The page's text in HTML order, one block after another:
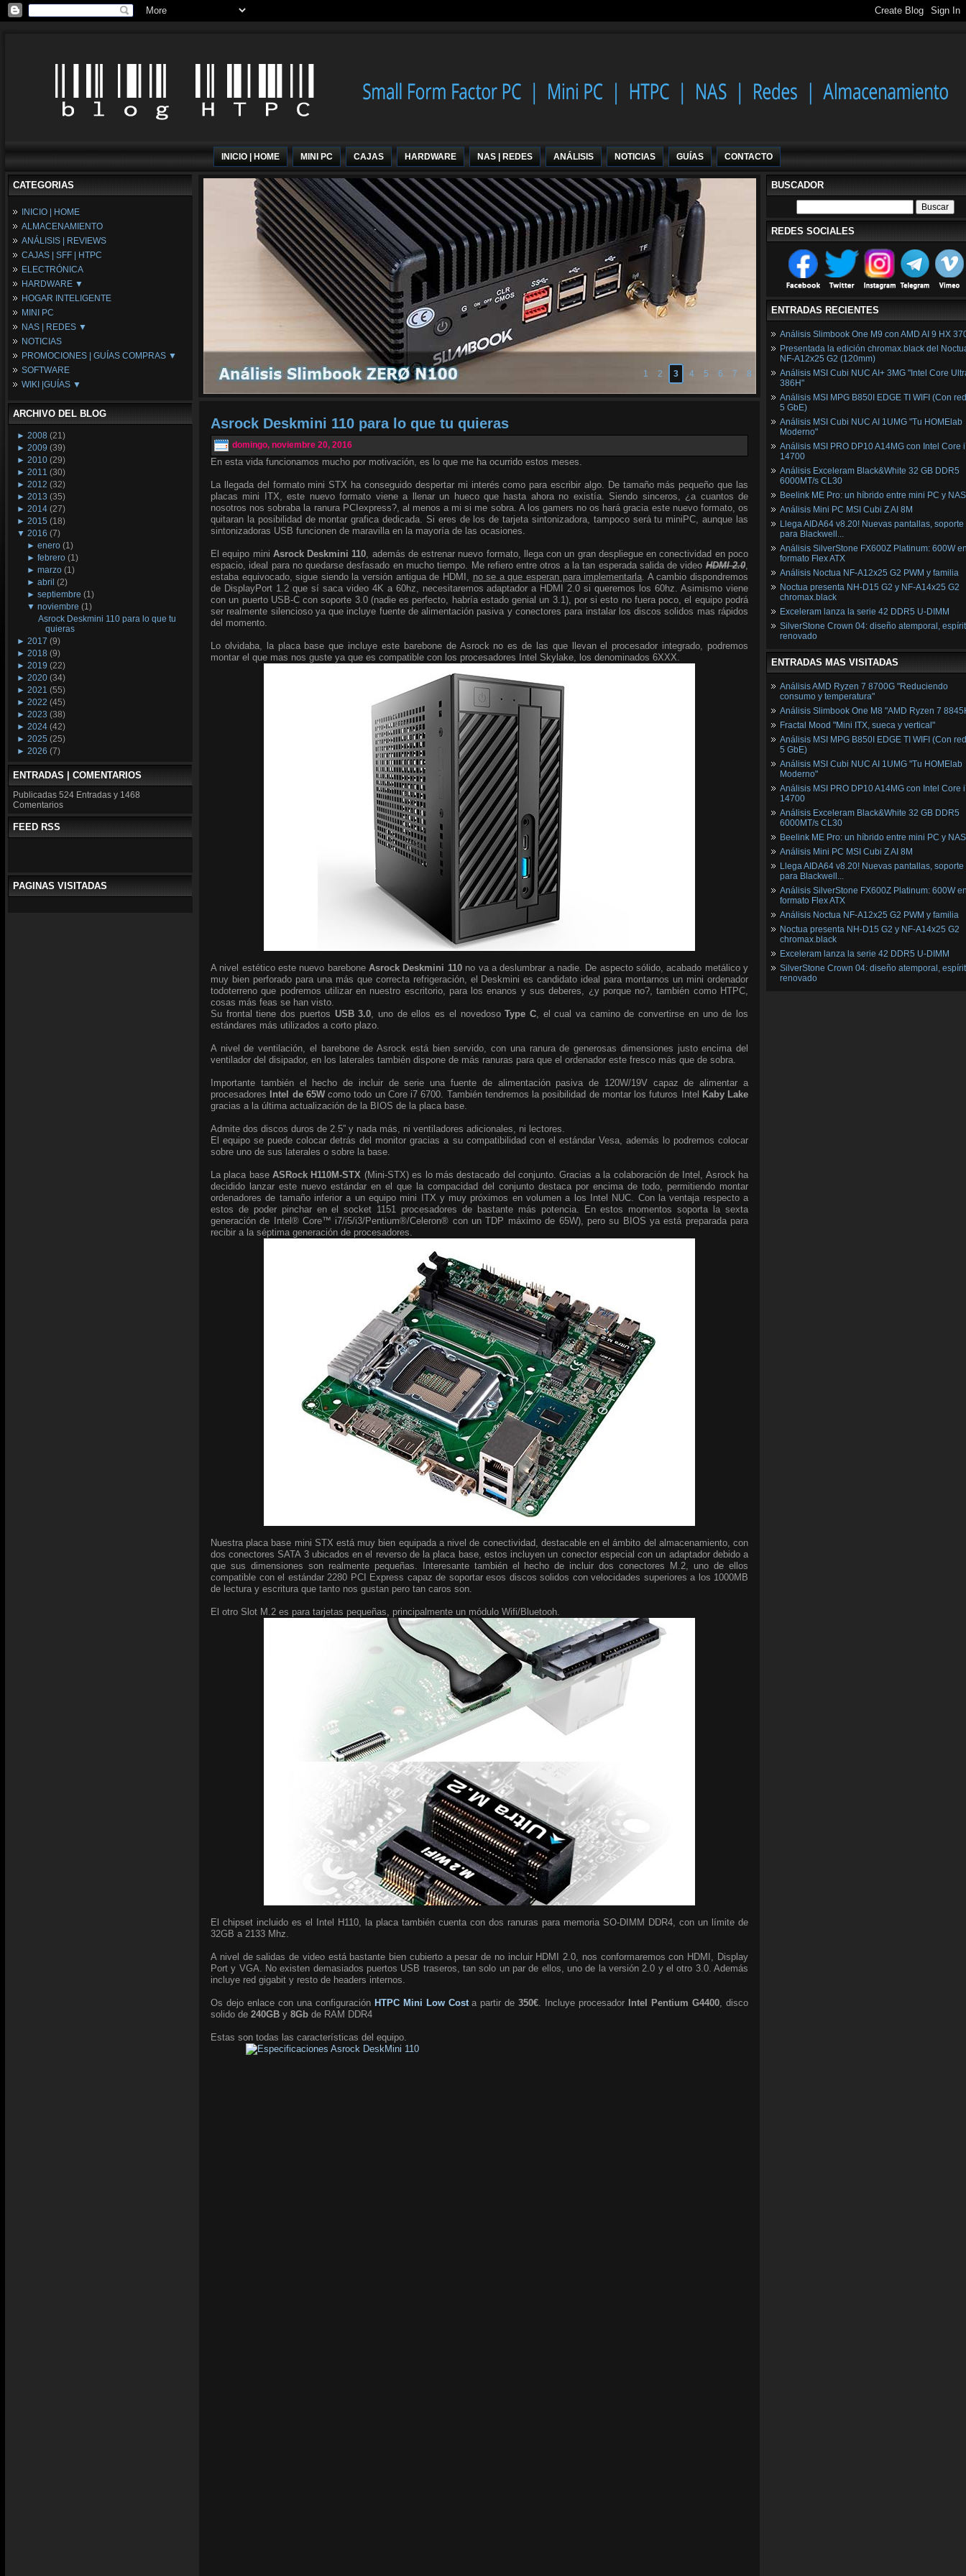
INICIO | HOME MINI PC CAJAS HARDWARE NAS | REDES ANÁLISIS NOTICIAS GUÍAS CONTACTO
CATEGORIAS
INICIO | HOME
ALMACENAMIENTO
ANÁLISIS | REVIEWS
CAJAS | SFF | HTPC
ELECTRÓNICA
HARDWARE ▼
Fuentes de Alimentación
Memória RAM
Placas Base
Procesadores
Periféricos
Refrigeración
Tarjetas Gráficas
HOGAR INTELIGENTE
MINI PC
NAS | REDES ▼
NAS
Espacio Synology
Redes
NOTICIAS
PROMOCIONES | GUÍAS COMPRAS ▼
Configuraciones Ordenadores
Guías de Compras
SOFTWARE
WIKI |GUÍAS ▼
Wikipedia
ARCHIVO DEL BLOG
► 2008 (21)
► 2009 (39)
► 2010 (29)
► 2011 (30)
► 2012 (32)
► 2013 (35)
► 2014 (27)
► 2015 (18)
▼ 2016 (7)
►enero (1)
►febrero (1)
►marzo (1)
►abril (2)
►septiembre (1)
▼noviembre (1)
Asrock Deskmini 110 para lo que tu
quieras
► 2017 (9)
► 2018 (9)
► 2019 (22)
► 2020 (34)
► 2021 (55)
► 2022 (45)
► 2023 (38)
► 2024 (42)
► 2025 (25)
► 2026 (7)
ENTRADAS | COMENTARIOS
Publicadas 524 Entradas y 1468
Comentarios
FEED RSS
PAGINAS VISITADAS
1 2 3 4 5 6 7 8
Asrock Deskmini 110 para lo que tu quieras
domingo, noviembre 20, 2016
En esta vida funcionamos mucho por motivación, es lo que me ha ocurrido estos meses.
La llegada del formato mini STX ha conseguido despertar mi interés como para escribir algo. De tamaño más pequeño que las
placas mini ITX, este nuevo formato viene a llenar un hueco que hasta ahora no existía. Siendo sinceros, ¿a cuantos de
nosotros nos sobraba la ranura PCIexpress?, al menos a mi si me sobra. A los gamers no os hará gracia este nuevo formato, os
quitaran la posibilidad de montar grafica dedicada. Si eres de los de tarjeta sintonizadora, tampoco será tu miniPC, aunque las
sintonizadoras USB funcionen de maravilla en la mayoría de las ocasiones.
El equipo mini Asrock Deskmini 110, además de estrenar nuevo formato, llega con un gran despliegue en conectividad en poco
espacio, ideal para no quedarse desfasado en mucho tiempo. Me refiero entre otros a la tan esperada salida de videoHDMI 2.0,
estaba equivocado, sigue siendo la versión antigua de HDMI, no se a que esperan para implementarla. A cambio dispondremos
de DisplayPort 1.2 que sí saca video 4K a 60hz, necesitaremos adaptador a HDMI 2.0 si queremos los 60hz. Asimismo viene
con un puerto USB-C con soporte 3.0 (nadie es perfecto, habría estado genial un 3.1), por si esto no fuera poco, el equipo podrá
ser realmente silencioso ya que incluye fuente de alimentación pasiva y conectores para instalar los discos solidos mas rápidos
del momento.
Lo olvidaba, la placa base que incluye este barebone de Asrock no es de las que llevan el procesador integrado, podremos
montar el que mas nos guste ya que es compatible con los procesadores Intel Skylake, los denominados 6XXX.
A nivel estético este nuevo bareboneAsrock Deskmini 110no va a deslumbrar a nadie. De aspecto sólido, acabado metálico y
muy bien perforado para una más que correcta refrigeración, el Deskmini es candidato ideal para montarnos un mini ordenador
todoterreno que podremos utilizar en nuestro escritorio, para los enanos y sus deberes, ¿y porque no?, también como HTPC,
cosas más feas se han visto.
Su frontal tiene dos puertos USB 3.0, uno de ellos es el novedosoType C, el cual va camino de convertirse en uno de los
estándares más utilizados a corto plazo.
A nivel de ventilación, el barebone de Asrock está bien servido, con una ranura de generosas dimensiones justo encima del
ventilador del disipador, en los laterales también dispone de más ranuras para que el ordenador este fresco más que de sobra.
Importante también el hecho de incluir de serie una fuente de alimentación pasiva de 120W/19V capaz de alimentar a
procesadores
Intel de 65W como todo un Core i7 6700. También tendremos la posibilidad de montar los futuros Intel Kaby Lake
gracias a la última actualización de la BIOS de la placa base.
Admite dos discos duros de 2.5” y nada más, ni ventiladores adicionales, ni lectores.
El equipo se puede colocar detrás del monitor gracias a su compatibilidad con el estándar Vesa, además lo podremos colocar
sobre uno de sus laterales o sobre la base.
La placa baseASRock H110M-STX (Mini-STX) es lo más destacado del conjunto. Gracias a la colaboración de Intel, Asrock ha
decidido lanzar este nuevo estándar en el que la compacidad del conjunto destaca por encima de todo, permitiendo montar
ordenadores de tamaño inferior a un equipo mini ITX y muy próximos en volumen a los Intel NUC. Con la ventaja respecto a
estos de poder pinchar en el socket 1151 procesadores de bastante más potencia. En estos momentos soporta la sexta
generación de Intel® Core™ i7/i5/i3/Pentium®/Celeron® con un TDP máximo de 65W), pero su BIOS ya está preparada para
recibir a la séptima generación de procesadores.
Nuestra placa base mini STX está muy bien equipada a nivel de conectividad, destacable en el ámbito del almacenamiento, con
dos conectores SATA 3 ubicados en el reverso de la placa base, estos incluyen un conector especial con un adaptador debido a
que sus dimensiones son realmente pequeñas. Interesante también el hecho de incluir dos conectores M.2, uno de ellos
compatible con el estándar 2280 PCI Express capaz de soportar esos discos solidos con velocidades superiores a los 1000MB
de lectura y escritura que tanto nos gustan pero tan caros son.
El otro Slot M.2 es para tarjetas pequeñas, principalmente un módulo Wifi/Bluetooh.
El chipset incluido es el Intel H110, la placa también cuenta con dos ranuras para memoria SO-DIMM DDR4, con un límite de
32GB a 2133 Mhz.
A nivel de salidas de video está bastante bien cubierto a pesar de no incluir HDMI 2.0, nos conformaremos con HDMI, Display
Port y VGA. No existen demasiados puertos USB traseros, tan solo un par de ellos, uno de la versión 2.0 y el otro 3.0. Además
incluye red gigabit y resto de headers internos.
Os dejo enlace con una configuración HTPC Mini Low Costa partir de350€. Incluye procesador Intel Pentium G4400, disco
solido de 240GB y 8Gb de RAM DDR4
Estas son todas las características del equipo.
BUSCADOR
REDES SOCIALES
ENTRADAS RECIENTES
Análisis Slimbook One M9 con AMD AI 9 HX
Presentada la edición chromax.black del
NF‑A12x25 G2 (120mm)
Análisis MSI Cubi NUC AI+ 3MG "Intel Core
386H"
Análisis MSI MPG B850I EDGE TI WIFI (Con
5 GbE)
Análisis MSI Cubi NUC AI 1UMG "Tu HOMElab
Moderno"
Análisis MSI PRO DP10 A14MG con Intel Core
14700
Análisis Exceleram Black&White 32 GB DDR5
6000MT/s CL30
Beelink ME Pro: un híbrido entre mini PC y NAS
Análisis Mini PC MSI Cubi Z AI 8M
Llega AIDA64 v8.20! Nuevas pantallas, soporte
para Blackwell...
Análisis SilverStone FX600Z Platinum: 600W
formato Flex ATX
Análisis Noctua NF-A12x25 G2 PWM y familia
Noctua presenta NH-D15 G2 y NF-A14x25 G2
chromax.black
Exceleram lanza la serie 42 DDR5 U-DIMM
SilverStone Crown 04: diseño atemporal,
renovado
ENTRADAS MAS VISITADAS
Análisis AMD Ryzen 7 8700G "Reduciendo
consumo y temperatura"
Análisis Slimbook One M8 "AMD Ryzen 7
Fractal Mood "Mini ITX, sueca y vertical"
Análisis MSI MPG B850I EDGE TI WIFI (Con
5 GbE)
Análisis MSI Cubi NUC AI 1UMG "Tu HOMElab
Moderno"
Análisis MSI PRO DP10 A14MG con Intel Core
14700
Análisis Exceleram Black&White 32 GB DDR5
6000MT/s CL30
Beelink ME Pro: un híbrido entre mini PC y NAS
Análisis Mini PC MSI Cubi Z AI 8M
Llega AIDA64 v8.20! Nuevas pantallas, soporte
para Blackwell...
Análisis SilverStone FX600Z Platinum: 600W
formato Flex ATX
Análisis Noctua NF-A12x25 G2 PWM y familia
Noctua presenta NH-D15 G2 y NF-A14x25 G2
chromax.black
Exceleram lanza la serie 42 DDR5 U-DIMM
SilverStone Crown 04: diseño atemporal,
renovado